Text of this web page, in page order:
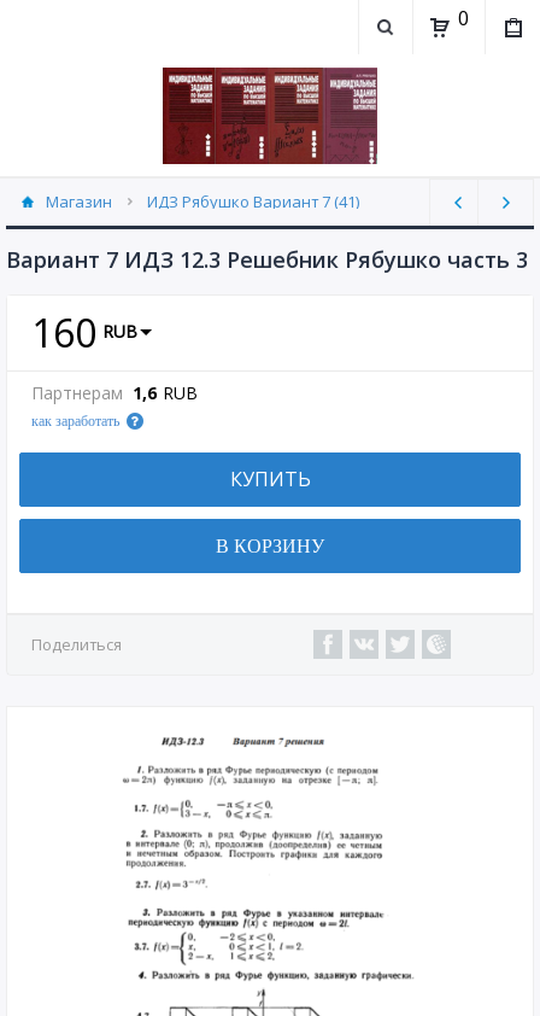
0
Магазин ИДЗ Рябушко Вариант 7 (41)
Вариант 7 ИДЗ 12.3 Решебник Рябушко часть 3
160 RUB
Партнерам 1,6 RUB
как заработать
КУПИТЬ
В КОРЗИНУ
Поделиться